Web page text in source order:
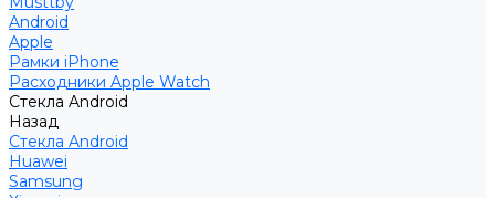
Android
Apple
Рамки iPhone
Расходники Apple Watch
Стекла Android
Назад
Стекла Android
Huawei
Samsung